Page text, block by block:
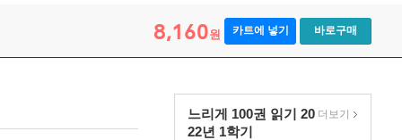
8,160원 카트에 넣기 바로구매
느리게 100권 읽기 20
22년 1학기
더보기